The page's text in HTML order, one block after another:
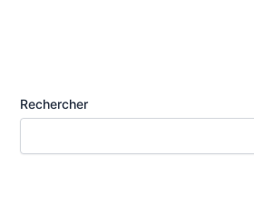
Rechercher